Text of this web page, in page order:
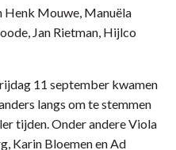
Henk Mouwe, Manuëla
Jan Rietman, Hijlco
11 september kwamen
langs om te stemmen
tijden. Onder andere Viola
Karin Bloemen en Ad